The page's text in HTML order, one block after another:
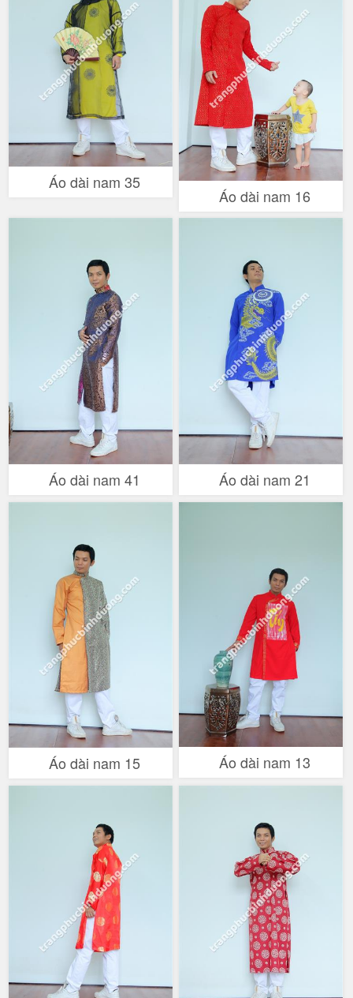
Áo dài nam 35
Áo dài nam 16
Áo dài nam 41 Áo dài nam 21
Áo dài nam 15 Áo dài nam 13